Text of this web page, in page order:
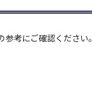
考にご確認ください。